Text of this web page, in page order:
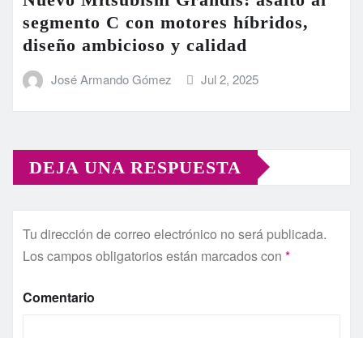
segmento C con motores híbridos,
diseño ambicioso y calidad
José Armando Gómez Jul 2, 2025
DEJA UNA RESPUESTA
Tu dirección de correo electrónico no será publicada.
Los campos obligatorios están marcados con *
Comentario